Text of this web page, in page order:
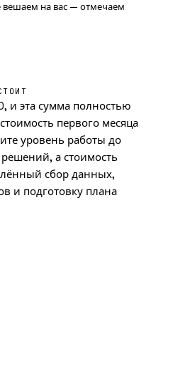
вешаем на вас — отмечаем
и эта сумма полностью
первого месяца
уровень работы до
а стоимость
сбор данных,
и подготовку плана